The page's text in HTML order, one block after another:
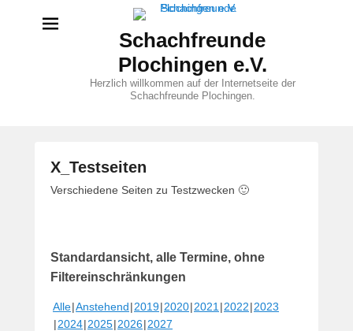
Schachfreunde
Plochingen e.V.
Herzlich willkommen auf der Internetseite der
Schachfreunde Plochingen.
X_Testseiten
V
f
f
n
Verschiedene Seiten zu Testzwecken 🙂
Standardansicht, alle Termine, ohne
Filtereinschränkungen
Alle Anstehend 2019 2020 2021 2022 2023
2024 2025 2026 2027